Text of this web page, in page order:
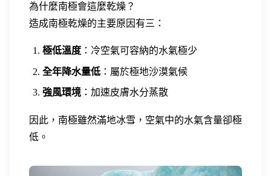
為什麼南極會這麼乾燥？
造成南極乾燥的主要原因有三：
極低溫度 ：冷空氣可容納的水氣極少
全年降水量低 ：屬於極地沙漠氣候
強風環境 ：加速皮膚水分蒸散
因此，南極雖然滿地冰雪，空氣中的水氣含量卻極
低。